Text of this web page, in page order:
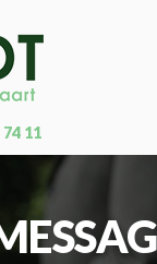
74 11